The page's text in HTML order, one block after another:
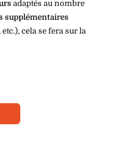
adaptés au nombre
supplémentaires
cela se fera sur la